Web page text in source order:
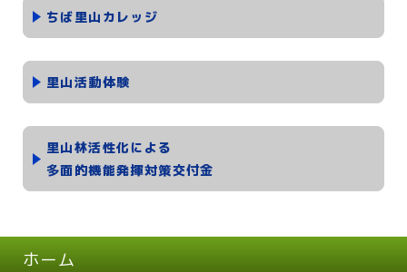
ちば里山カレッジ
里山活動体験
里山林活性化による
多面的機能発揮対策交付金
ホーム